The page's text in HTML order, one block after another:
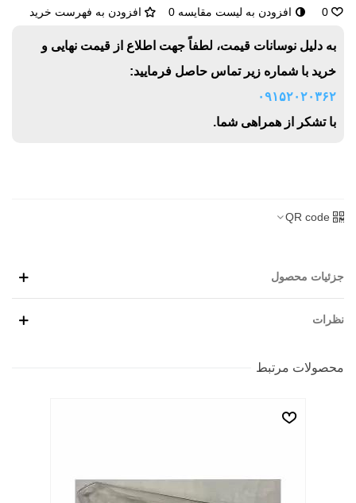
0
افزودن به لیست مقایسه 0 افزودن به فهرست خرید
به دلیل نوسانات قیمت، لطفاً جهت اطلاع از قیمت نهایی و
خرید با شماره زیر تماس حاصل فرمایید:
۰۹۱۵۲۰۲۰۳۶۲
با تشکر از همراهی شما.
QR code
جزئیات محصول
نظرات
محصولات مرتبط